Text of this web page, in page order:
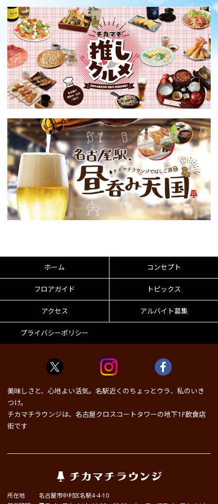
ホーム コンセプト
フロアガイド トピックス
アクセス アルバイト募集
プライバシーポリシー
美味しさと、心地よい活気。名駅近くのちょっとウラ、私のいき
つけ。
チカマチラウンジは、名古屋クロスコートタワーの地下1F飲食店
街です
所在地
名古屋市中村区名駅4-4-10